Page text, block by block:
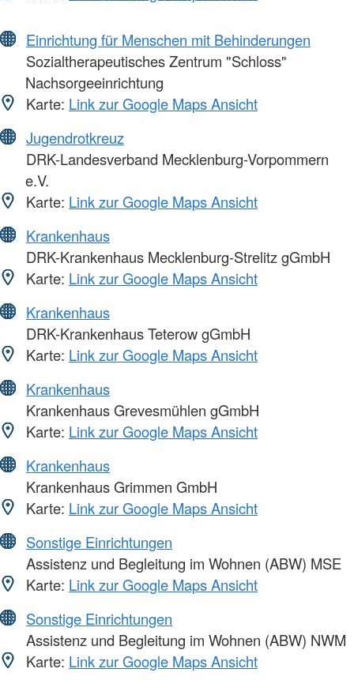
Einrichtung für Menschen mit Behinderungen
Sozialtherapeutisches Zentrum "Schloss"
Nachsorgeeinrichtung
Karte: Link zur Google Maps Ansicht
Jugendrotkreuz
DRK-Landesverband Mecklenburg-Vorpommern
e.V.
Karte: Link zur Google Maps Ansicht
Krankenhaus
DRK-Krankenhaus Mecklenburg-Strelitz gGmbH
Karte: Link zur Google Maps Ansicht
Krankenhaus
DRK-Krankenhaus Teterow gGmbH
Karte: Link zur Google Maps Ansicht
Krankenhaus
Krankenhaus Grevesmühlen gGmbH
Karte: Link zur Google Maps Ansicht
Krankenhaus
Krankenhaus Grimmen GmbH
Karte: Link zur Google Maps Ansicht
Sonstige Einrichtungen
Assistenz und Begleitung im Wohnen (ABW) MSE
Karte: Link zur Google Maps Ansicht
Sonstige Einrichtungen
Assistenz und Begleitung im Wohnen (ABW) NWM
Karte: Link zur Google Maps Ansicht